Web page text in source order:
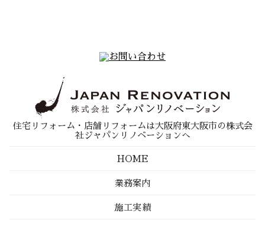
住宅リフォーム・店舗リフォームは大阪府東大阪市の株式会
社ジャパンリノベーションへ
HOME
業務案内
施工実績